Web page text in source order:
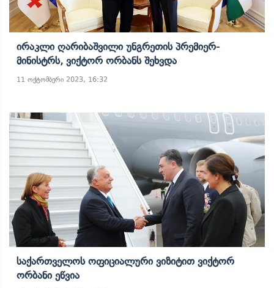
Ირაკლი Ღარიბაშვილი Უნგრეთის Პრემიერ-
Მინისტრს, Ვიქტორ Ორბანს Შეხვდა
11 ოქტომბერი 2023, 16:32
Საქართველოს Ოფიციალური Ვიზიტით Ვიქტორ
Ორბანი Ეწვია